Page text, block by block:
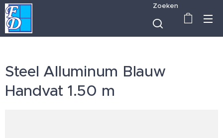
Zoeken
Steel Alluminum Blauw
Handvat 1.50 m